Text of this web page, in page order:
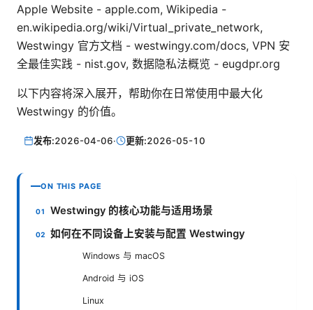
Apple Website - apple.com, Wikipedia -
en.wikipedia.org/wiki/Virtual_private_network,
Westwingy 官方文档 - westwingy.com/docs, VPN 安
全最佳实践 - nist.gov, 数据隐私法概览 - eugdpr.org
以下内容将深入展开，帮助你在日常使用中最大化
Westwingy 的价值。
发布:2026-04-06· 更新:2026-05-10
ON THIS PAGE
Westwingy 的核心功能与适用场景
如何在不同设备上安装与配置 Westwingy
Windows 与 macOS
Android 与 iOS
Linux